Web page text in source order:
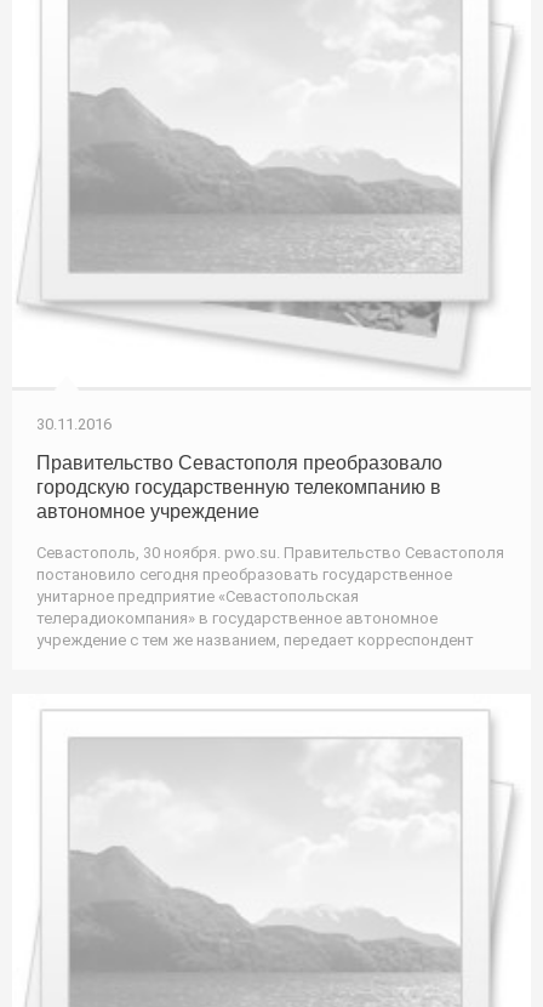
30.11.2016
Правительство Севастополя преобразовало
городскую государственную телекомпанию в
автономное учреждение
Севастополь, 30 ноября. pwo.su. Правительство Севастополя
постановило сегодня преобразовать государственное
унитарное предприятие «Севастопольская
телерадиокомпания» в государственное автономное
учреждение с тем же названием, передает корреспондент